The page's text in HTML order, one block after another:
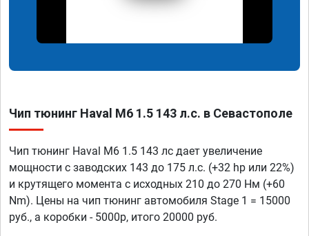
Чип тюнинг Haval M6 1.5 143 л.с. в Севастополе
Чип тюнинг Haval M6 1.5 143 лс дает увеличение
мощности с заводских 143 до 175 л.с. (+32 hp или 22%)
и крутящего момента с исходных 210 до 270 Нм (+60
Nm). Цены на чип тюнинг автомобиля Stage 1 = 15000
руб., а коробки - 5000р, итого 20000 руб.